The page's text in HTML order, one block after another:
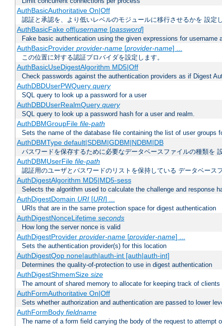
AuthBasicAuthoritative On|Off
認証と承認を、より低いレベルのモジュールに移行させるかを 設定
AuthBasicFake off|username[password]
Fake basic authentication using the given expressions for username
AuthBasicProvider provider-name[provider-name] ...
この位置に対する認証プロバイダを設定します。
AuthBasicUseDigestAlgorithm MD5|Off
Check passwords against the authentication providers as if Digest
AuthDBDUserPWQuery query
SQL query to look up a password for a user
AuthDBDUserRealmQuery query
SQL query to look up a password hash for a user and realm.
AuthDBMGroupFile file-path
Sets the name of the database file containing the list of user groups
AuthDBMType default|SDBM|GDBM|NDBM|DB
パスワードを保存するために必要なデータベースファイルの種類を
AuthDBMUserFile file-path
認証用のユーザとパスワードのリストを保持している データベース
AuthDigestAlgorithm MD5|MD5-sess
Selects the algorithm used to calculate the challenge and response
AuthDigestDomain URI[URI] ...
URIs that are in the same protection space for digest authentication
AuthDigestNonceLifetime seconds
How long the server nonce is valid
AuthDigestProvider provider-name[provider-name] ...
Sets the authentication provider(s) for this location
AuthDigestQop none|auth|auth-int [auth|auth-int]
Determines the quality-of-protection to use in digest authentication
AuthDigestShmemSize size
The amount of shared memory to allocate for keeping track of clients
AuthFormAuthoritative On|Off
Sets whether authorization and authentication are passed to lower
AuthFormBody fieldname
The name of a form field carrying the body of the request to attempt